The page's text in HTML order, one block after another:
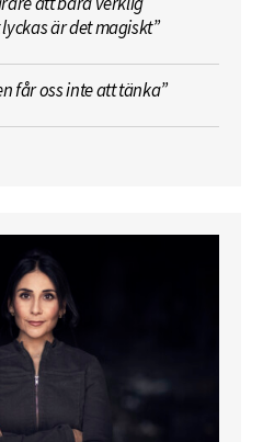
är det magiskt”
får oss inte att tänka”